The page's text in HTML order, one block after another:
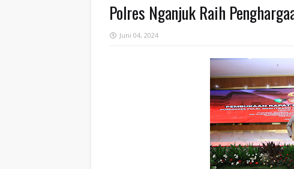
Polres Nganjuk Raih
Juni 04, 2024